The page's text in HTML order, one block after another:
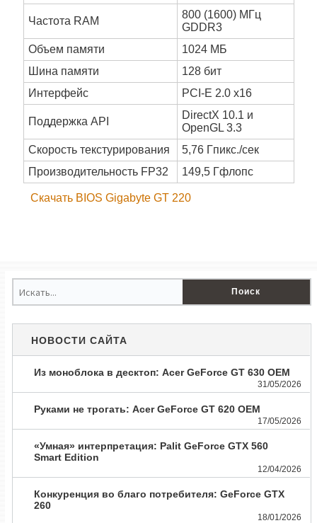
Частота RAM
800 (1600) МГц
GDDR3
Объем памяти
1024 МБ
Шина памяти
128 бит
Интерфейс
PCI-E 2.0 x16
Поддержка API
DirectX 10.1 и
OpenGL 3.3
Скорость текстурирования
5,76 Гпикс./сек
Производительность FP32
149,5 Гфлопс
Скачать BIOS Gigabyte GT 220
НОВОСТИ САЙТА
Из моноблока в десктоп: Acer GeForce GT 630 OEM
31/05/2026
Руками не трогать: Acer GeForce GT 620 OEM
17/05/2026
«Умная» интерпретация: Palit GeForce GTX 560
Smart Edition
12/04/2026
Конкуренция во благо потребителя: GeForce GTX
260
18/01/2026